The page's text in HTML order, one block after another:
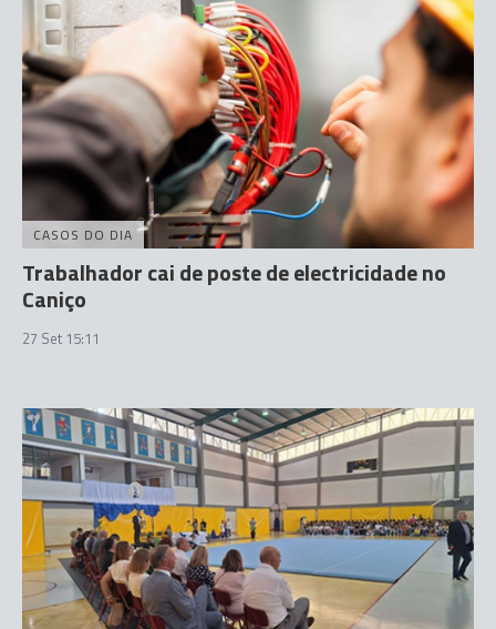
CASOS DO DIA
Trabalhador cai de poste de electricidade no
Caniço
27 Set 15:11